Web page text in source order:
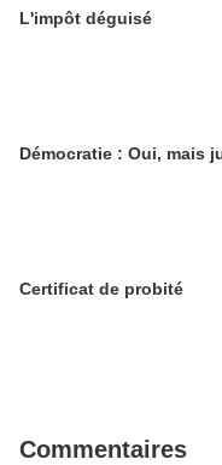
L'impôt déguisé
Démocratie : Oui, mais
Certificat de probité
Commentaires